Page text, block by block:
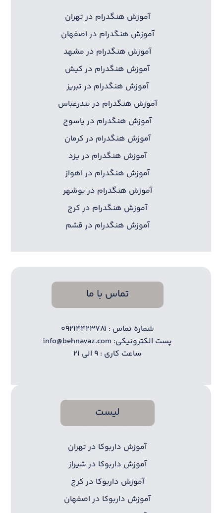
آموزش هنگدرام در تهران
آموزش هنگدرام در اصفهان
آموزش هنگدرام در مشهد
آموزش هنگدرام در کیش
آموزش هنگدرام در تبریز
آموزش هنگدرام در بندرعباس
آموزش هنگدرام در یاسوج
آموزش هنگدرام در کرمان
آموزش هنگدرام در یزد
آموزش هنگدرام در اهواز
آموزش هنگدرام در بوشهر
آموزش هنگدرام در کرج
آموزش هنگدرام در قشم
تماس با ما
شماره تماس : ۰۹۲۱۴۴۲۳۷۸۱
پست الکترونیکی: info@behnavaz.com
ساعت کاری : ۹ الی ۲۱
لیست
آموزش داربوکا در تهران
آموزش داربوکا در شیراز
آموزش داربوکا در کرج
آموزش داربوکا در اصفهان